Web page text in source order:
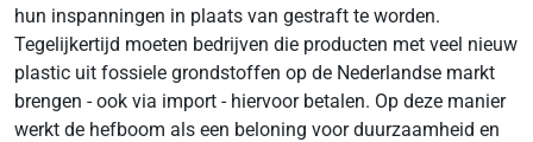
hun inspanningen in plaats van gestraft te worden.
Tegelijkertijd moeten bedrijven die producten met veel nieuw
plastic uit fossiele grondstoffen op de Nederlandse markt
brengen - ook via import - hiervoor betalen. Op deze manier
werkt de hefboom als een beloning voor duurzaamheid en